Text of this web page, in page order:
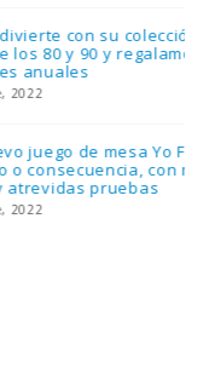
colección de
regalamos tres
Yo Fui a EGB:
con más